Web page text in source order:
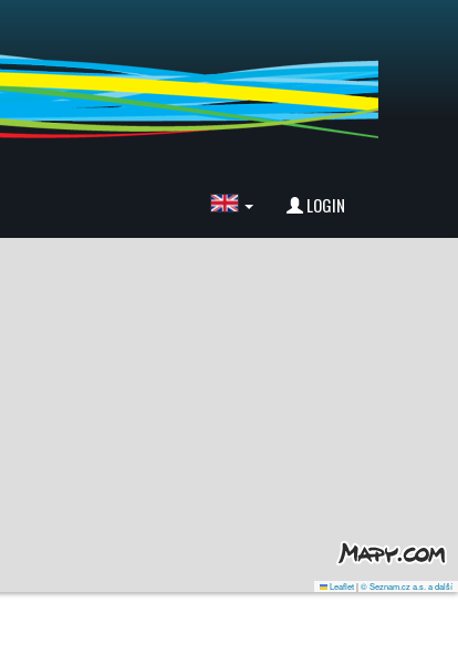
LOGIN
Leaflet|© Seznam.cz a.s. a další